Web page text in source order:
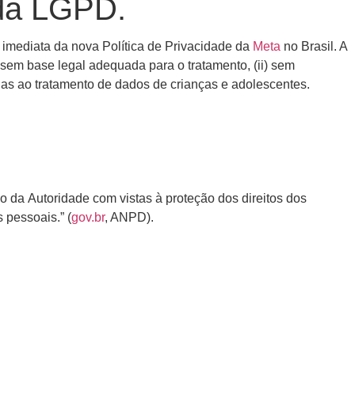
LGPD.
da nova Política de Privacidade da Meta no Brasil. A
base legal adequada para o tratamento, (ii) sem
ao tratamento de dados de crianças e adolescentes.
da Autoridade com vistas à proteção dos direitos dos
pessoais.” (gov.br, ANPD).